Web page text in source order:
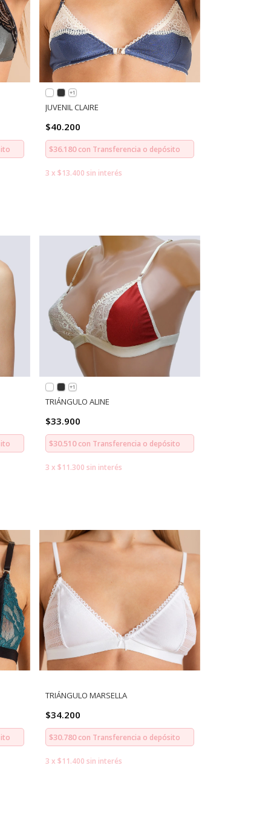
+1
JUVENIL CLAIRE
$40.200
$36.180con Transferencia o depósito
3 x $13.400 sin interés
+1
TRIÁNGULO ALINE
$33.900
$30.510con Transferencia o depósito
3 x $11.300 sin interés
TRIÁNGULO MARSELLA
$34.200
$30.780con Transferencia o depósito
3 x $11.400 sin interés